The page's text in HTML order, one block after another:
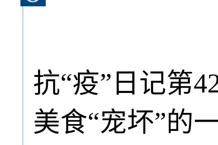
抗“疫”日记第
美食“宠坏”的